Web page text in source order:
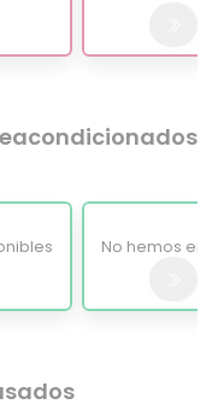
No hemos